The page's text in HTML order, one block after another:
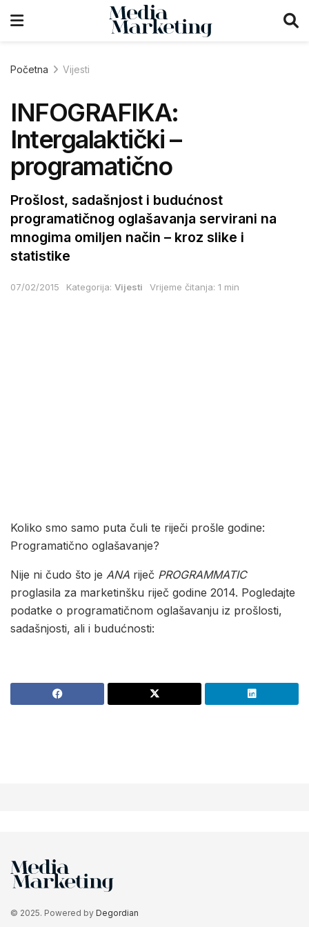
Početna Vijesti
INFOGRAFIKA:
Intergalaktički –
programatično
Prošlost, sadašnjost i budućnost
programatičnog oglašavanja servirani na
mnogima omiljen način – kroz slike i
statistike
07/02/2015 Kategorija: Vijesti Vrijeme čitanja: 1 min
Koliko smo samo puta čuli te riječi prošle godine:
Programatično oglašavanje?
Nije ni čudo što je ANA riječ PROGRAMMATIC
proglasila za marketinšku riječ godine 2014. Pogledajte
podatke o programatičnom oglašavanju iz prošlosti,
sadašnjosti, ali i budućnosti:
© 2025. Powered by Degordian